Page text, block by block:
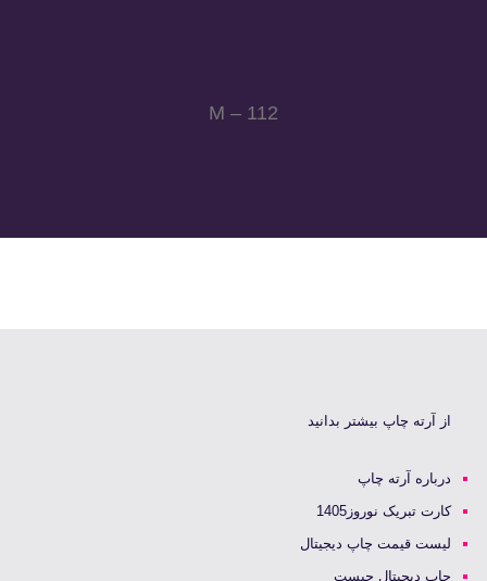
M – 112
از آرته چاپ بیشتر بدانید
درباره آرته چاپ
کارت تبریک نوروز1405
لیست قیمت چاپ دیجیتال
چاپ دیجیتال چیست